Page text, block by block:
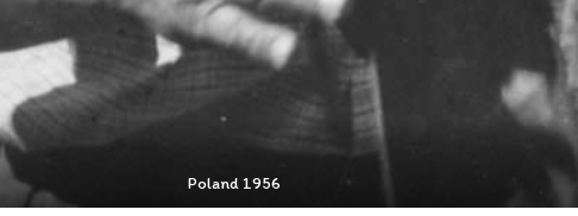
Poland 1956